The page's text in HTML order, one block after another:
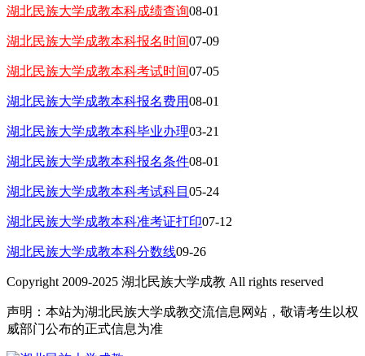
湖北民族大学成教本科成绩查询08-01
湖北民族大学成教本科报名时间07-09
湖北民族大学成教本科考试时间07-05
湖北民族大学成教本科报名费用08-01
湖北民族大学成教本科毕业办理03-21
湖北民族大学成教本科报名条件08-01
湖北民族大学成教本科考试科目 05-24
湖北民族大学成教本科准考证打印07-12
湖北民族大学成教本科分数线09-26
Copyright 2009-2025 湖北民族大学成教 All rights reserved
声明：本站为湖北民族大学成教交流信息网站，敬请考生以权
威部门公布的正式信息为准